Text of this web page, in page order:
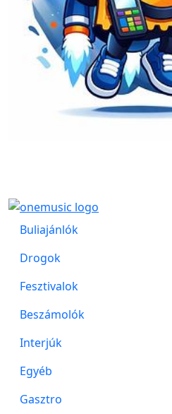
Buliajánlók
Drogok
Fesztivalok
Beszámolók
Interjúk
Egyéb
Gasztro